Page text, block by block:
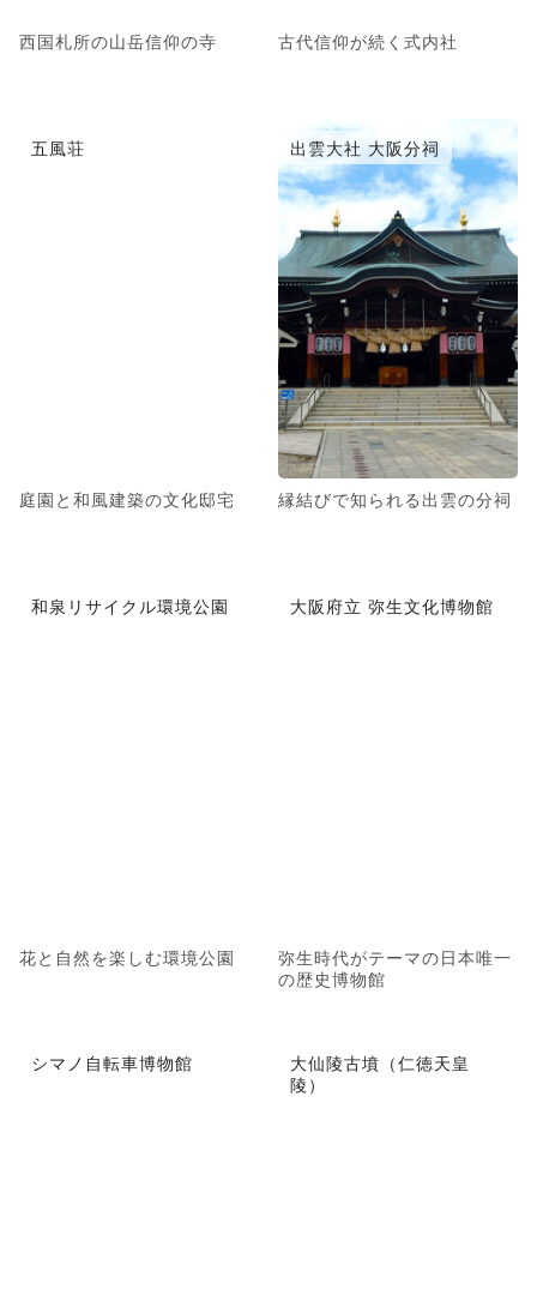
西国札所の山岳信仰の寺 古代信仰が続く式内社
五風荘
庭園と和風建築の文化邸宅
出雲大社 大阪分祠
縁結びで知られる出雲の分祠
和泉リサイクル環境公園
花と自然を楽しむ環境公園
大阪府立 弥生文化博物館
弥生時代がテーマの日本唯一
の歴史博物館
シマノ自転車博物館
大仙陵古墳（仁徳天皇
陵）